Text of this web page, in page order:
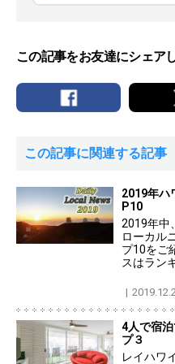
この記事をお友達にシェア
この記事に関連する記事
2019年ハ
P10
2019年中
ローカル
プ10をご
スはラン
4人で宿
プ３
レイハワ